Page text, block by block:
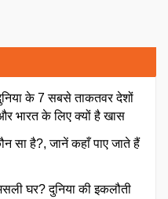
के 7 सबसे ताकतवर देशों
भारत के लिए क्यों है खास
सा है?, जानें कहाँ पाए जाते हैं
घर? दुनिया की इकलौती